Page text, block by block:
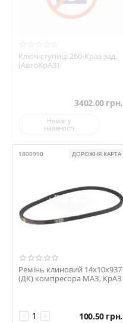
Ключ ступиці 260-Краз зад.
(АвтоКрАЗ)
3402.00 грн.
Немає у
наявності
1800990 ДОРОЖНЯ КАРТА
Ремінь клиновий 14х10х937
(ДК) компресора МАЗ, КрАЗ
+
− 100.50 грн.